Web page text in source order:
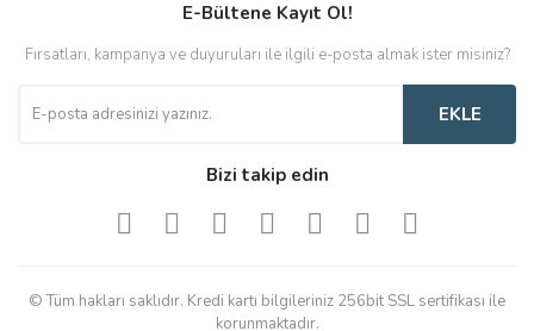
E-Bültene Kayıt Ol!
Fırsatları, kampanya ve duyuruları ile ilgili e-posta almak ister misiniz?
EKLE
Bizi takip edin
© Tüm hakları saklıdır. Kredi kartı bilgileriniz 256bit SSL sertifikası ile
korunmaktadır.